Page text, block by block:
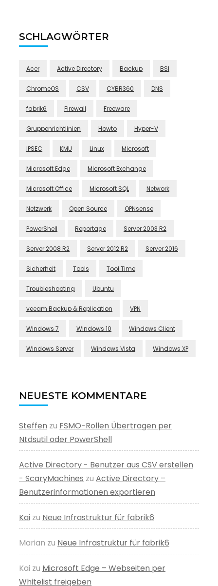
SCHLAGWÖRTER
Acer Active Directory Backup BSI
ChromeOS CSV CYBR360 DNS
fabrik6 Firewall Freeware
Gruppenrichtlinien Howto Hyper-V
IPSEC KMU Linux Microsoft
Microsoft Edge Microsoft Exchange
Microsoft Office Microsoft SQL Network
Netzwerk Open Source OPNsense
PowerShell Reportage Server 2003 R2
Server 2008 R2 Server 2012 R2 Server 2016
Sicherheit Tools Tool Time
Troubleshooting Ubuntu
veeam Backup & Replication VPN
Windows 7 Windows 10 Windows Client
Windows Server Windows Vista Windows XP
NEUESTE KOMMENTARE
Steffen zu FSMO-Rollen Übertragen per
Ntdsutil oder PowerShell
Active Directory - Benutzer aus CSV erstellen
- ScaryMachines zu Active Directory –
Benutzerinformationen exportieren
Kai zu Neue Infrastruktur für fabrik6
Marian zu Neue Infrastruktur für fabrik6
Kai zu Microsoft Edge – Webseiten per
Whitelist freigeben